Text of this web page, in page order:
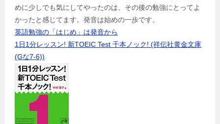
めに少しでも気にしてやったのは、その後の勉強にとってよ
かったと感じてます。発音は始めの一歩です。
英語勉強の「はじめ」は発音から
1日1分レッスン! 新TOEIC Test 千本ノック! (祥伝社黄金文庫
(Gな7-6))